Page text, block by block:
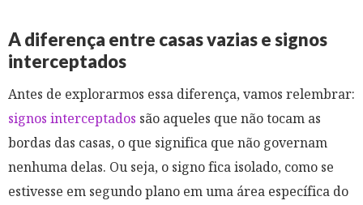
A diferença entre casas vazias e signos
interceptados
Antes de explorarmos essa diferença, vamos relembrar:
signos interceptados são aqueles que não tocam as
bordas das casas, o que significa que não governam
nenhuma delas. Ou seja, o signo fica isolado, como se
estivesse em segundo plano em uma área específica do